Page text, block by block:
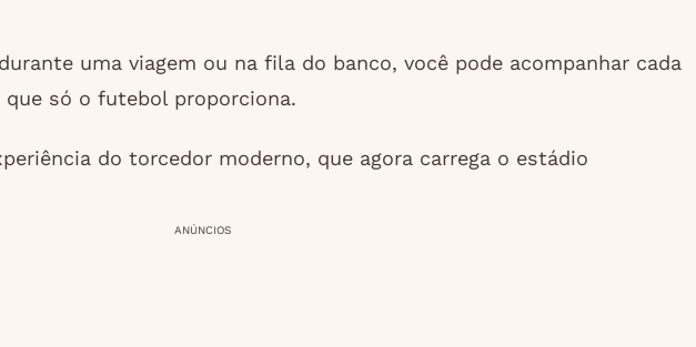
uma viagem ou na fila do banco, você pode acompanhar cada
que só o futebol proporciona.
do torcedor moderno, que agora carrega o estádio
ANÚNCIOS